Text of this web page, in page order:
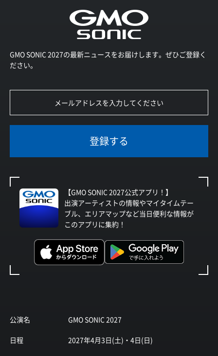
公演名 GMO SONIC 2027
日程 2027年4月3日(土)・4日(日)
GMO SONIC 2027の最新ニュースをお届けします。ぜひご登録く
ださい。
登録する
【GMO SONIC 2027公式アプリ！】
出演アーティストの情報やマイタイムテー
ブル、エリアマップなど当日便利な情報が
このアプリに集約！